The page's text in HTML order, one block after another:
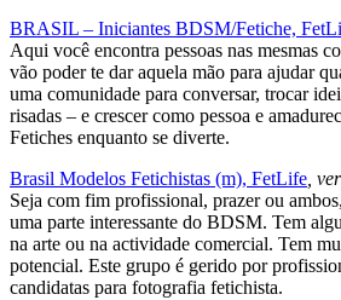
BRASIL – Iniciantes BDSM/Fetiche,
Aqui você encontra pessoas nas mesmas
vão poder te dar aquela mão para ajudar
uma comunidade para conversar, trocar
risadas – e crescer como pessoa e
Fetiches enquanto se diverte.
Brasil Modelos Fetichistas (m), FetLife ,
Seja com fim profissional, prazer ou
uma parte interessante do BDSM. Tem
na arte ou na actividade comercial. Tem
potencial. Este grupo é gerido por
candidatas para fotografia fetichista.